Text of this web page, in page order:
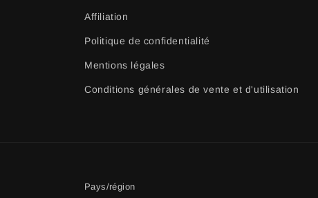
Affiliation
Politique de confidentialité
Mentions légales
Conditions générales de vente et d'utilisation
Pays/région